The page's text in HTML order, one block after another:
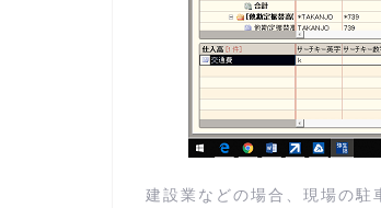
建設業などの場合、現場の駐